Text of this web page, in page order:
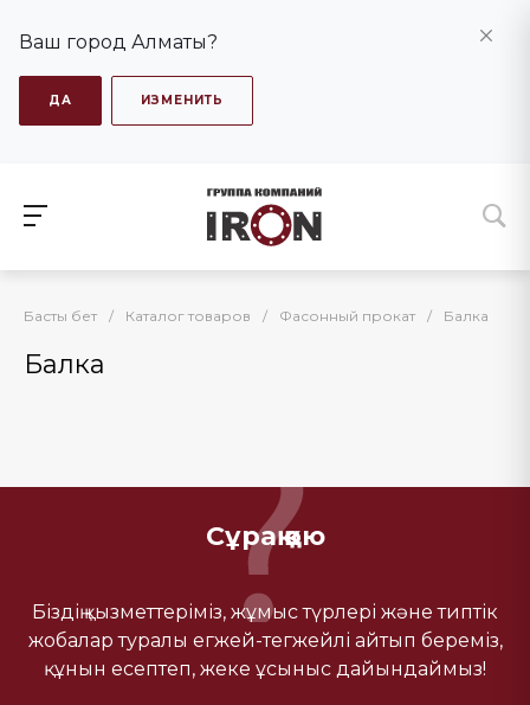
Ваш город Алматы?
ДА ИЗМЕНИТЬ
Басты бет / Каталог товаров / Фасонный прокат / Балка
Балка
Сұрақ қою
Біздің қызметтеріміз, жұмыс түрлері және типтік
жобалар туралы егжей-тегжейлі айтып береміз,
құнын есептеп, жеке ұсыныс дайындаймыз!